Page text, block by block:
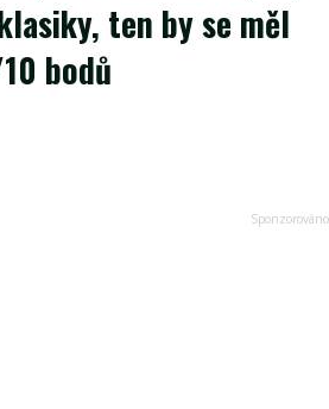
ten by se měl
bodů